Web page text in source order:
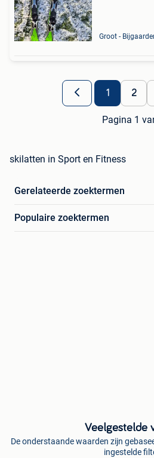
Groot -
1 2
Pagina 1
skilatten in Sport en Fitness
Gerelateerde zoektermen
Populaire zoektermen
Veelgestelde
De onderstaande waarden zijn
ingestelde